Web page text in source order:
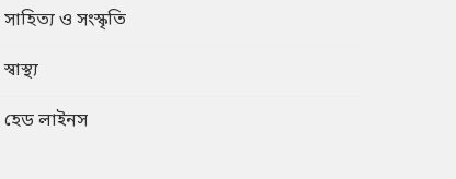
সাহিত্য ও সংস্কৃতি
স্বাস্থ্য
হেড লাইনস